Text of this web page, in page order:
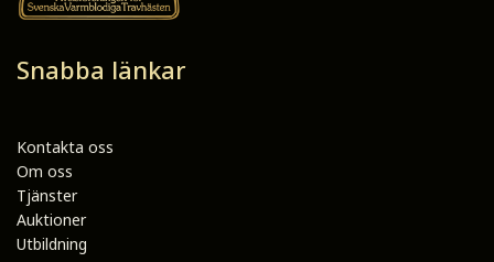
Snabba länkar
Kontakta oss
Om oss
Tjänster
Auktioner
Utbildning